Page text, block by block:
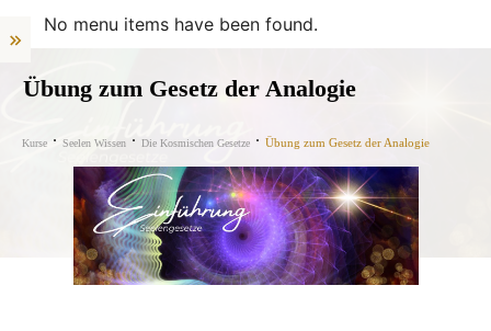
No menu items have been found.
Übung zum Gesetz der Analogie
Kurse Seelen Wissen Die Kosmischen Gesetze Übung zum Gesetz der Analogie